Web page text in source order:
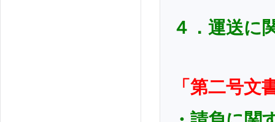
４．運送に
「第二号文